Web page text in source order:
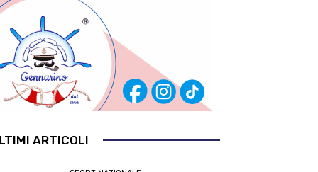
ARTICOLI